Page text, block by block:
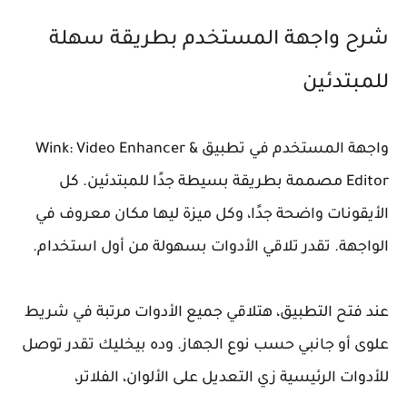
شرح واجهة المستخدم بطريقة سهلة
للمبتدئين
واجهة المستخدم في تطبيق Wink: Video Enhancer &
Editor مصممة بطريقة بسيطة جدًا للمبتدئين. كل
الأيقونات واضحة جدًا، وكل ميزة ليها مكان معروف في
الواجهة. تقدر تلاقي الأدوات بسهولة من أول استخدام.
عند فتح التطبيق، هتلاقي جميع الأدوات مرتبة في شريط
علوى أو جانبي حسب نوع الجهاز. وده بيخليك تقدر توصل
للأدوات الرئيسية زي التعديل على الألوان، الفلاتر،